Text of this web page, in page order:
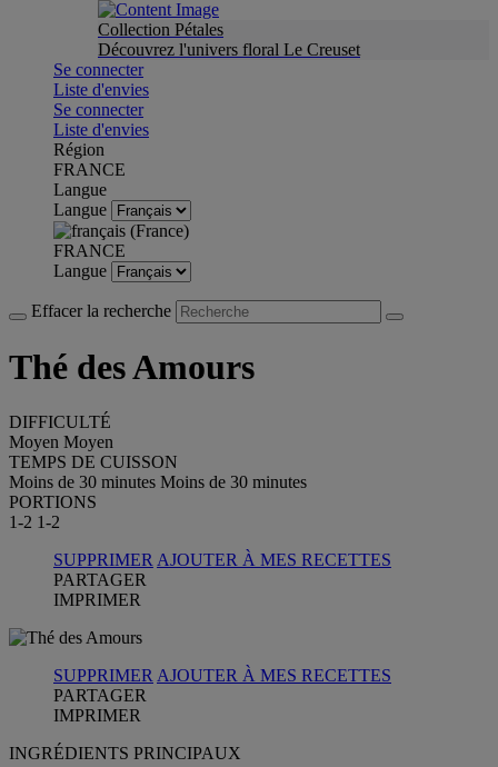
Collection Pétales
Découvrez l'univers floral Le Creuset
Se connecter
Liste d'envies
Se connecter
Liste d'envies
Région
FRANCE
Langue
Langue
FRANCE
Langue
Effacer la recherche
Thé des Amours
DIFFICULTÉ
Moyen Moyen
TEMPS DE CUISSON
Moins de 30 minutes Moins de 30 minutes
PORTIONS
1-2 1-2
SUPPRIMER AJOUTER À MES RECETTES
PARTAGER
IMPRIMER
SUPPRIMER AJOUTER À MES RECETTES
PARTAGER
IMPRIMER
INGRÉDIENTS PRINCIPAUX